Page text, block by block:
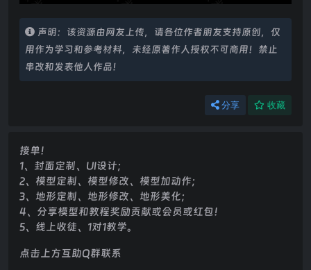
声明：该资源由网友上传，请各位作者朋友支持原创，仅
用作为学习和参考材料，未经原著作人授权不可商用！禁止
串改和发表他人作品！
分享 收藏
接单！
1、封面定制、UI设计；
2、模型定制、模型修改、模型加动作；
3、地形定制、地形修改、地形美化；
4、分享模型和教程奖励贡献或会员或红包！
5、线上收徒、1对1教学。
点击上方互助Q群联系